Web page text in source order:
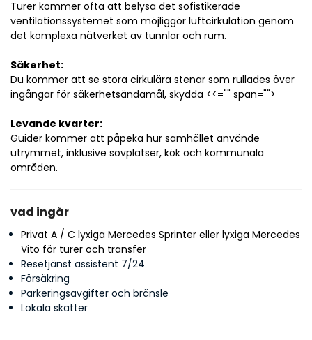
Turer kommer ofta att belysa det sofistikerade
ventilationssystemet som möjliggör luftcirkulation genom
det komplexa nätverket av tunnlar och rum.
Säkerhet:
Du kommer att se stora cirkulära stenar som rullades över
ingångar för säkerhetsändamål, skydda <<="" span="">
Levande kvarter:
Guider kommer att påpeka hur samhället använde
utrymmet, inklusive sovplatser, kök och kommunala
områden.
vad ingår
Privat A / C lyxiga Mercedes Sprinter eller lyxiga Mercedes
Vito för turer och transfer
Resetjänst assistent 7/24
Försäkring
Parkeringsavgifter och bränsle
Lokala skatter